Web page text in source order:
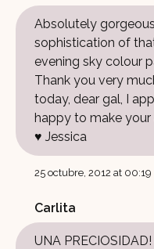
Absolutely
sophistication of
evening sky colour
Thank you very
today, dear gal, I
happy to make your
♥ Jessica
25 octubre, 2012 at 00:19
Carlita
UNA